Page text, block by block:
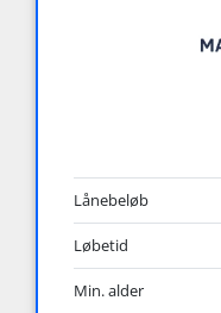
Lånebeløb
Løbetid
Min. alder